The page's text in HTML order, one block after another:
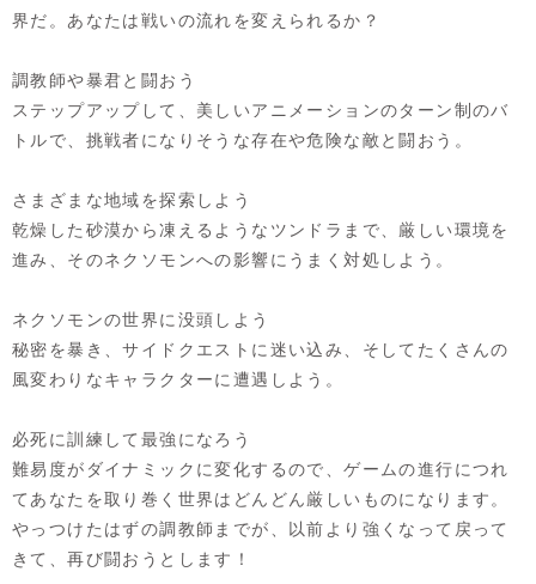
界だ。あなたは戦いの流れを変えられるか？
調教師や暴君と闘おう
ステップアップして、美しいアニメーションのターン制のバ
トルで、挑戦者になりそうな存在や危険な敵と闘おう。
さまざまな地域を探索しよう
乾燥した砂漠から凍えるようなツンドラまで、厳しい環境を
進み、そのネクソモンへの影響にうまく対処しよう。
ネクソモンの世界に没頭しよう
秘密を暴き、サイドクエストに迷い込み、そしてたくさんの
風変わりなキャラクターに遭遇しよう。
必死に訓練して最強になろう
難易度がダイナミックに変化するので、ゲームの進行につれ
てあなたを取り巻く世界はどんどん厳しいものになります。
やっつけたはずの調教師までが、以前より強くなって戻って
きて、再び闘おうとします！